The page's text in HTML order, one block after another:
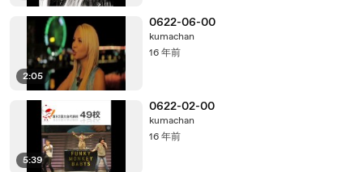
2:05
0622-06-00
kumachan
16 年前
5:39
0622-02-00
kumachan
16 年前